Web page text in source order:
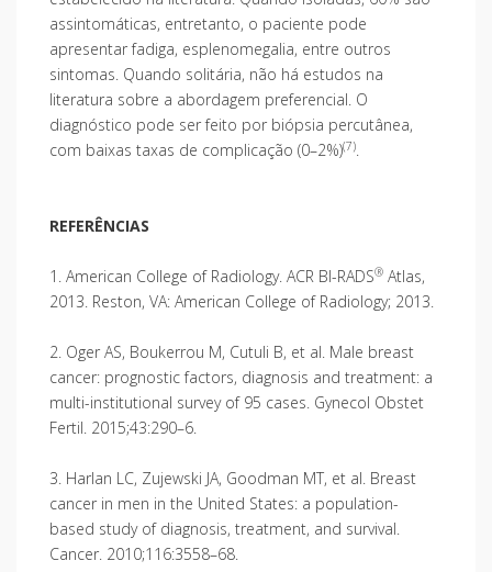
assintomáticas, entretanto, o paciente pode
apresentar fadiga, esplenomegalia, entre outros
sintomas. Quando solitária, não há estudos na
literatura sobre a abordagem preferencial. O
diagnóstico pode ser feito por biópsia percutânea,
com baixas taxas de complicação (0–2%)(7).
REFERÊNCIAS
1. American College of Radiology. ACR BI-RADS® Atlas,
2013. Reston, VA: American College of Radiology; 2013.
2. Oger AS, Boukerrou M, Cutuli B, et al. Male breast
cancer: prognostic factors, diagnosis and treatment: a
multi-institutional survey of 95 cases. Gynecol Obstet
Fertil. 2015;43:290–6.
3. Harlan LC, Zujewski JA, Goodman MT, et al. Breast
cancer in men in the United States: a population-
based study of diagnosis, treatment, and survival.
Cancer. 2010;116:3558–68.